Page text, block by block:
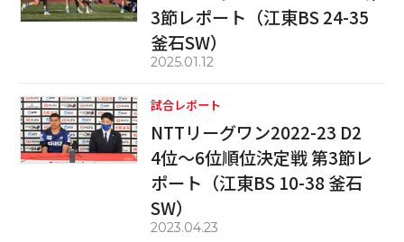
3節レポート（江東BS 24-35
釜石SW）
2025.01.12
試合レポート
NTTリーグワン2022-23 D2
4位～6位順位決定戦 第3節レ
ポート（江東BS 10-38 釜石
SW）
2023.04.23